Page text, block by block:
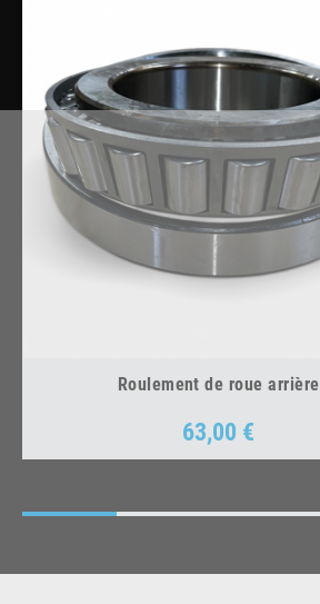
Roulement de roue arrière
Prix
63,00 €